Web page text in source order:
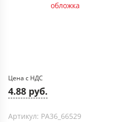
Цена с НДС
4.88 руб.
Артикул: PA36_66529